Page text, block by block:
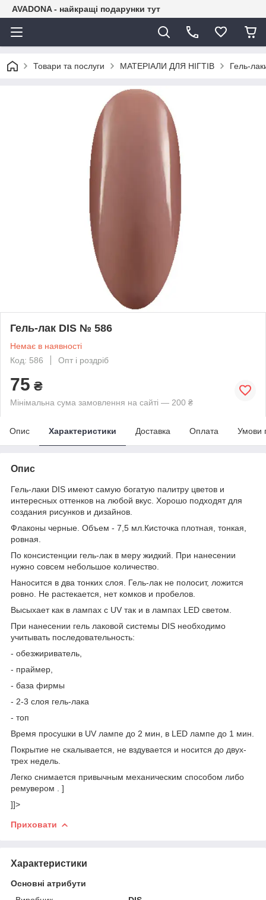
AVADONA - найкращі подарунки тут
Товари та послуги МАТЕРІАЛИ ДЛЯ НІГТІВ Гель-
Гель-лак DIS № 586
Немає в наявності
Код: 586
Опт і роздріб
75 ₴
Мінімальна сума замовлення на сайті — 200 ₴
Опис Характеристики Доставка Оплата Умови
Опис
Гель-лаки DIS имеют самую богатую палитру цветов и
интересных оттенков на любой вкус. Хорошо подходят для
создания рисунков и дизайнов.
Флаконы черные. Объем - 7,5 мл.Кисточка плотная, тонкая,
ровная.
По консистенции гель-лак в меру жидкий. При нанесении
нужно совсем небольшое количество.
Наносится в два тонких слоя. Гель-лак не полосит, ложится
ровно. Не растекается, нет комков и пробелов.
Высыхает как в лампах с UV так и в лампах LED светом.
При нанесении гель лаковой системы DIS необходимо
учитывать последовательность:
- обезжириватель,
- праймер,
- база фирмы
- 2-3 слоя гель-лака
- топ
Время просушки в UV лампе до 2 мин, в LED лампе до 1 мин.
Покрытие не скалывается, не вздувается и носится до двух-
трех недель.
Легко снимается привычным механическим способом либо
ремувером . ]
]]>
Приховати
Характеристики
Основні атрибути